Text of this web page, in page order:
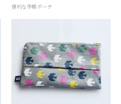
便利な手帳ポーチ